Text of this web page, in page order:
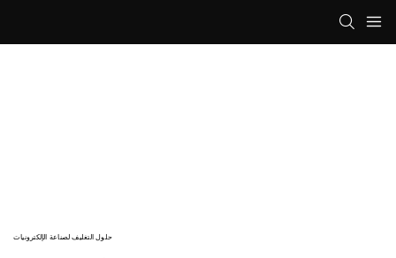
حلول التغليف لصناعة الإلكترونيات